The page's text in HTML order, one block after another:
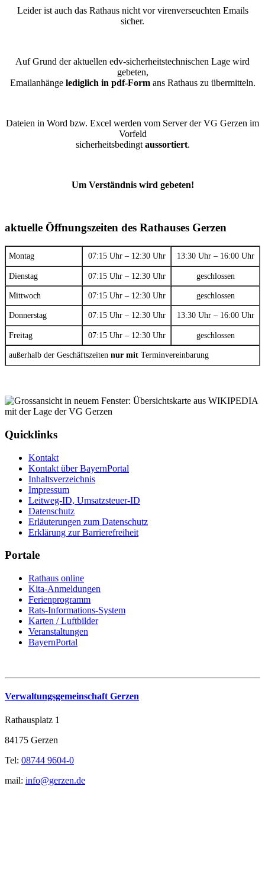
Leider ist auch das Rathaus nicht vor virenverseuchten Emails
sicher.
Auf Grund der aktuellen edv-sicherheitstechnischen Lage wird
gebeten,
Emailanhänge lediglich in pdf-Formans Rathaus zu übermitteln.
Dateien in Word bzw. Excel werden vom Server der VG Gerzen im
Vorfeld
sicherheitsbedingt aussortiert.
Um Verständnis wird gebeten!
aktuelle Öffnungszeiten des Rathauses Gerzen
Montag 07:15 Uhr – 12:30 Uhr 13:30 Uhr – 16:00 Uhr
Dienstag 07:15 Uhr – 12:30 Uhr geschlossen
Mittwoch 07:15 Uhr – 12:30 Uhr geschlossen
Donnerstag 07:15 Uhr – 12:30 Uhr 13:30 Uhr – 16:00 Uhr
Freitag 07:15 Uhr – 12:30 Uhr geschlossen
außerhalb der Geschäftszeiten nur mit Terminvereinbarung
Quicklinks
Kontakt
Kontakt über BayernPortal
Inhaltsverzeichnis
Impressum
Leitweg-ID, Umsatzsteuer-ID
Datenschutz
Erläuterungen zum Datenschutz
Erklärung zur Barrierefreiheit
Portale
Rathaus online
Kita-Anmeldungen
Ferienprogramm
Rats-Informations-System
Karten / Luftbilder
Veranstaltungen
BayernPortal
Verwaltungsgemeinschaft Gerzen
Rathausplatz 1
84175 Gerzen
Tel: 08744 9604-0
mail: info@gerzen.de